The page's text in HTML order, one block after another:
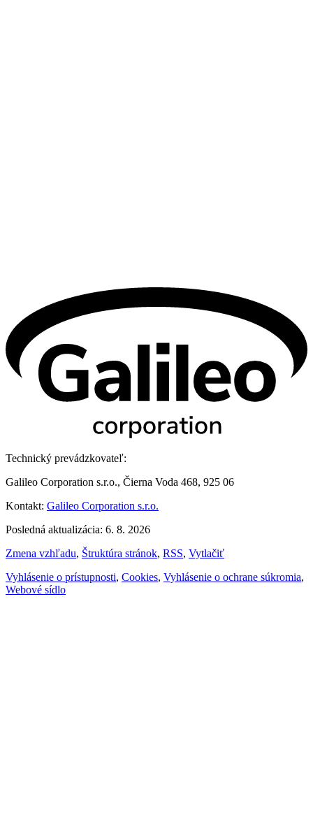
Technický prevádzkovateľ:
Galileo Corporation s.r.o., Čierna Voda 468, 925 06
Kontakt: Galileo Corporation s.r.o.
Posledná aktualizácia: 6. 8. 2026
Zmena vzhľadu, Štruktúra stránok, RSS, Vytlačiť
Vyhlásenie o prístupnosti, Cookies, Vyhlásenie o ochrane súkromia,
Webové sídlo